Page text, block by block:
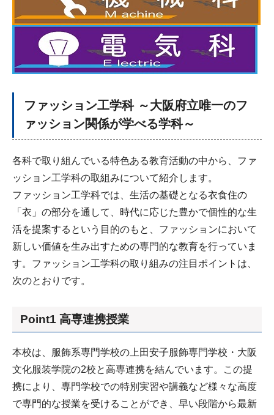
ファッション工学科 ～大阪府立唯一のフ
ァッション関係が学べる学科～
各科で取り組んでいる特色ある教育活動の中から、ファ
ッション工学科の取組みについて紹介します。
ファッション工学科では、生活の基礎となる衣食住の
「衣」の部分を通して、時代に応じた豊かで個性的な生
活を提案するという目的のもと、ファッションにおいて
新しい価値を生み出すための専門的な教育を行っていま
す。ファッション工学科の取り組みの注目ポイントは、
次のとおりです。
Point1 高専連携授業
本校は、服飾系専門学校の上田安子服飾専門学校・大阪
文化服装学院の2校と高専連携を結んでいます。この提
携により、専門学校での特別実習や講義など様々な高度
で専門的な授業を受けることができ、早い段階から最新